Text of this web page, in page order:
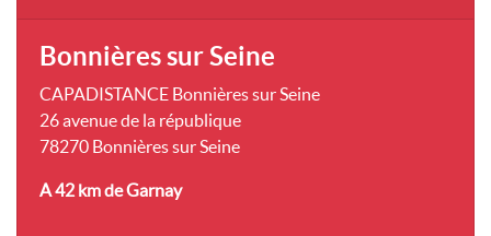
Bonnières sur Seine
CAPADISTANCE Bonnières sur Seine
26 avenue de la république
78270 Bonnières sur Seine
A 42 kmde Garnay